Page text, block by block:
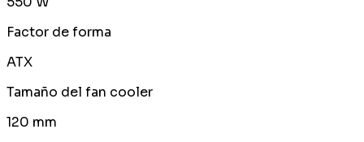
Factor de forma
ATX
Tamaño del fan cooler
120 mm